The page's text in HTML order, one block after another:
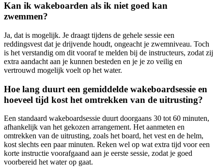
Kan ik wakeboarden als ik niet goed kan
zwemmen?
Ja, dat is mogelijk. Je draagt tijdens de gehele sessie een
reddingsvest dat je drijvende houdt, ongeacht je zwemniveau. Toch
is het verstandig om dit vooraf te melden bij de instructeurs, zodat zij
extra aandacht aan je kunnen besteden en je je zo veilig en
vertrouwd mogelijk voelt op het water.
Hoe lang duurt een gemiddelde wakeboardsessie en
hoeveel tijd kost het omtrekken van de uitrusting?
Een standaard wakeboardsessie duurt doorgaans 30 tot 60 minuten,
afhankelijk van het gekozen arrangement. Het aanmeten en
omtrekken van de uitrusting, zoals het board, het vest en de helm,
kost slechts een paar minuten. Reken wel op wat extra tijd voor een
korte instructie voorafgaand aan je eerste sessie, zodat je goed
voorbereid het water op gaat.